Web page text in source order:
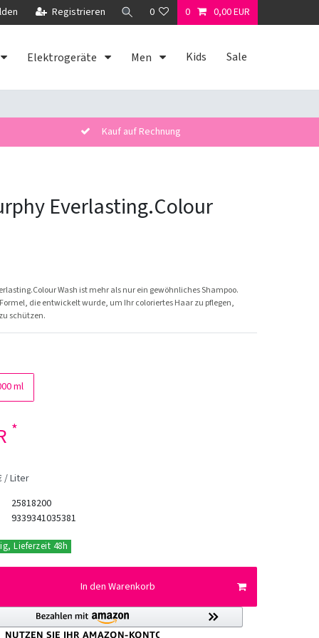
Registrieren 0 0 0,00 EUR
Elektrogeräte Men Kids Sale
Kauf auf Rechnung
Everlasting.Colour
Wash ist mehr als nur ein gewöhnliches Shampoo.
die entwickelt wurde, um Ihr coloriertes Haar zu pflegen,
schützen.
ml
*
/ Liter
25818200
9339341035381
Lieferzeit 48h
In den Warenkorb